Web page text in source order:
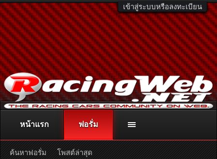
เข้าสู่ระบบหรือลงทะเบียน
ติดต่อลงโฆษณา racingweb@gmail.comหรือโทร. 081-811-1138
หรืออ่านรายละเอียดเพิ่มเติม คลิกที่นี่
หน้าแรก ฟอรั่ม
ค้นหาฟอรั่ม โพสต์ล่าสุด